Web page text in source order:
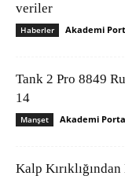
veriler
Haberler Akademi
Tank 2 Pro 8849
14
Manşet Akademi
Kalp